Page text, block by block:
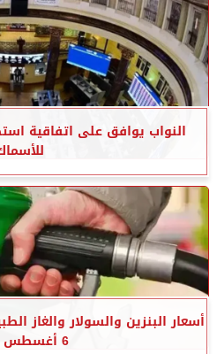
النواب يوافق على اتفاقية
أسعار البنزين والسولار والغاز
6 أغسطس 2026